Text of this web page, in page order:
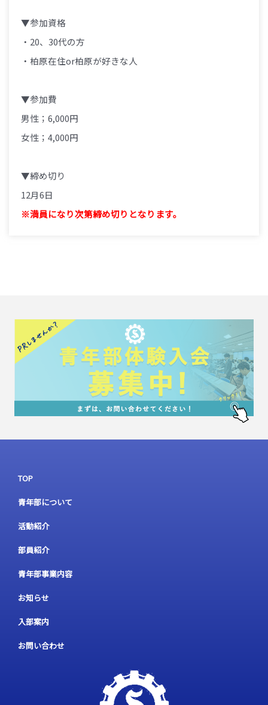
▼参加資格
・20、30代の方
・柏原在住or柏原が好きな人
▼参加費
男性；6,000円
女性；4,000円
▼締め切り
12月6日
※満員になり次第締め切りとなります。
TOP
青年部について
活動紹介
部員紹介
青年部事業内容
お知らせ
入部案内
お問い合わせ